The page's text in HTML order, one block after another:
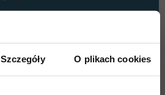
Szczegóły O plikach cookies
Wróć